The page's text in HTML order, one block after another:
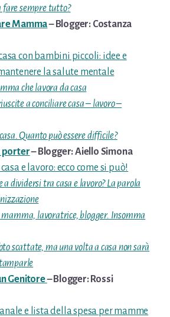
fare sempre tutto?
Mamma– Blogger: Costanza
con bambini piccoli: idee e
la salute mentale
che lavora da casa
a conciliare casa – lavoro –
Quanto può essere difficile?
porter– Blogger: Aiello Simona
e lavoro: ecco come si può!
a dividersi tra casa e lavoro? La parola
mamma, lavoratrice, blogger. Insomma
scattate, ma una volta a casa non sarà
Genitore– Blogger: Rossi
e lista della spesa per mamme